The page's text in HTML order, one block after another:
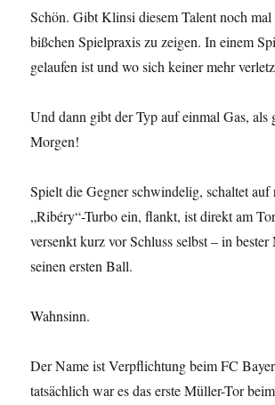
Schön. Gibt Klinsi diesem Talent noch mal
bißchen Spielpraxis zu zeigen. In einem
gelaufen ist und wo sich keiner mehr
Und dann gibt der Typ auf einmal Gas, als
Morgen!
Spielt die Gegner schwindelig, schaltet auf
„Ribéry“-Turbo ein, flankt, ist direkt am
versenkt kurz vor Schluss selbst – in
seinen ersten Ball.
Wahnsinn.
Der Name ist Verpflichtung beim FC
tatsächlich war es das erste Müller-Tor